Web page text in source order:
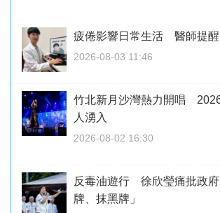
疲倦影響日常生活 醫師提
2026-08-03 11:46
竹北新月沙灣熱力開唱
人湧入
2026-08-02 16:30
反毒油遊行 徐欣瑩痛批政
牌、抹黑牌」